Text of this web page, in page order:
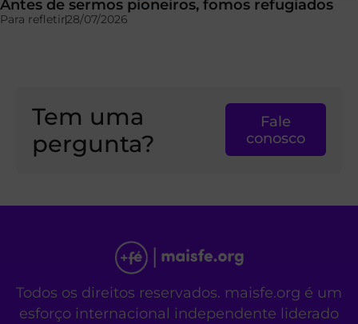
Antes de sermos pioneiros, fomos refugiados
Para refletir28/07/2026
Tem uma
pergunta?
Fale
conosco
Todos os direitos reservados. maisfe.org é um
esforço internacional independente liderado